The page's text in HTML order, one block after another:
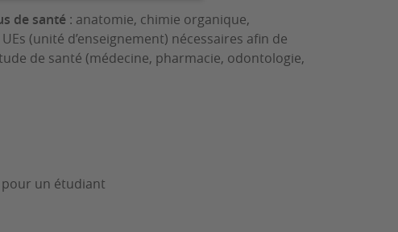
de santé : anatomie, chimie organique,
(unité d’enseignement) nécessaires afin de
de santé (médecine, pharmacie, odontologie,
un étudiant